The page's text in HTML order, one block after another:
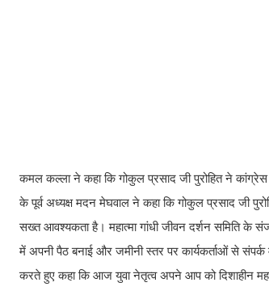
कमल कल्ला ने कहा कि गोकुल प्रसाद जी पुरोहित ने
के पूर्व अध्यक्ष मदन मेघवाल ने कहा कि गोकुल प्रसाद जी
सख्त आवश्यकता है। महात्मा गांधी जीवन दर्शन समिति के
में अपनी पैठ बनाई और जमीनी स्तर पर कार्यकर्ताओं से
करते हुए कहा कि आज युवा नेतृत्व अपने आप को दिशाहीन